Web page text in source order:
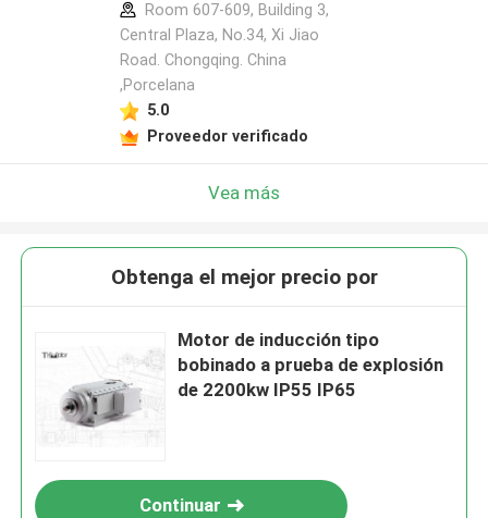
Room 607-609, Building 3,
Central Plaza, No.34, Xi Jiao
Road. Chongqing. China
,Porcelana
5.0
Proveedor verificado
Vea más
Obtenga el mejor precio por
Motor de inducción tipo
bobinado a prueba de explosión
de 2200kw IP55 IP65
Continuar